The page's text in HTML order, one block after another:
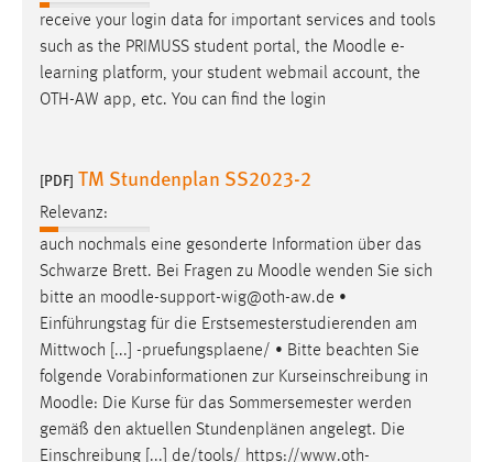
receive your login data for important services and tools
such as the PRIMUSS student portal, the Moodle e-
learning platform, your student webmail account, the
OTH-AW app, etc. You can find the login
[PDF] TM Stundenplan SS2023-2
Relevanz:
auch nochmals eine gesonderte Information über das
Schwarze Brett. Bei Fragen zu Moodle wenden Sie sich
bitte an moodle-support-wig@oth-aw.de •
Einführungstag für die Erstsemesterstudierenden am
Mittwoch [...] -pruefungsplaene/ • Bitte beachten Sie
folgende Vorabinformationen zur Kurseinschreibung in
Moodle: Die Kurse für das Sommersemester werden
gemäß den aktuellen Stundenplänen angelegt. Die
Einschreibung [...] de/tools/ https://www.oth-
Cookie Laufzeit:
3 Monate
_fbp
Facebook
Zweck:
Conversion-Tracking
Cookie Laufzeit:
3 Monate